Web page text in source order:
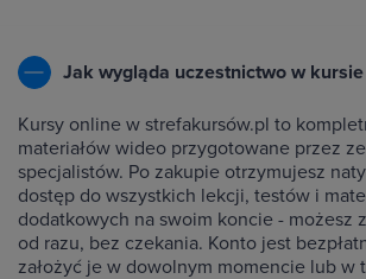
Jak wygląda uczestnictwo w kursie
Kursy online w strefakursów.pl to
materiałów wideo przygotowane przez
specjalistów. Po zakupie otrzymujesz
dostęp do wszystkich lekcji, testów i
dodatkowych na swoim koncie - możesz
od razu, bez czekania. Konto jest
założyć je w dowolnym momencie lub w